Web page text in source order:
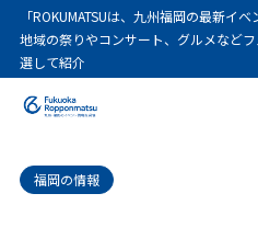
「ROKUMATSUは、九州福岡の最新イ
地域の祭りやコンサート、グルメなど
選して紹介
福岡の情報